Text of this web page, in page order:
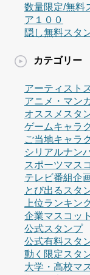
数量限定/無料
ア１００
隠し無料スタ
カテゴリー
アーティスト
アニメ・マン
オススメスタ
ゲームキャラ
ご当地キャラ
シリアルナン
スポーツマス
テレビ番組企
とび出るスタ
上位ランキン
企業マスコッ
公式スタンプ
公式有料スタ
動く限定スタ
大学・高校マ